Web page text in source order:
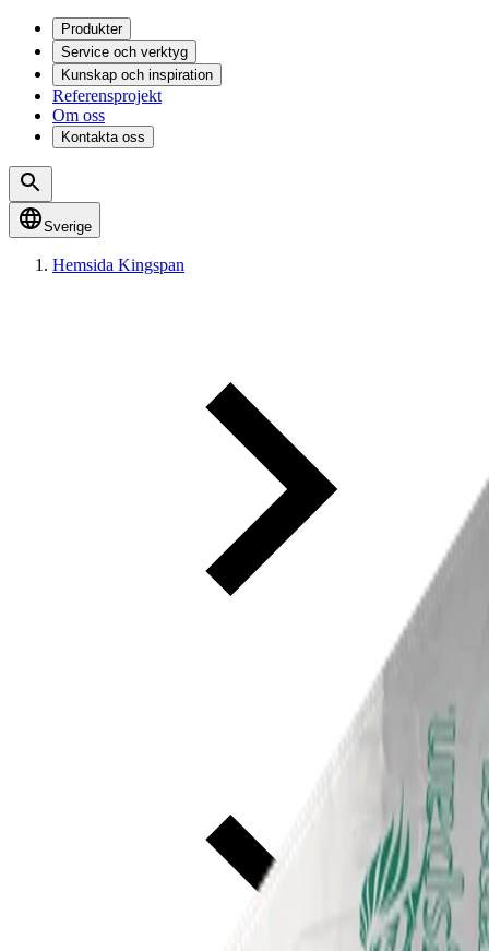
Produkter
Service och verktyg
Kunskap och inspiration
Referensprojekt
Om oss
Kontakta oss
Sverige
Hemsida Kingspan